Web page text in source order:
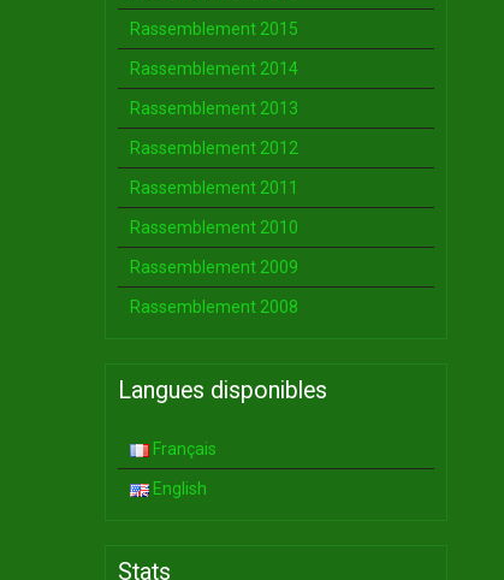
Rassemblement 2015
Rassemblement 2014
Rassemblement 2013
Rassemblement 2012
Rassemblement 2011
Rassemblement 2010
Rassemblement 2009
Rassemblement 2008
Langues disponibles
Français
English
Stats